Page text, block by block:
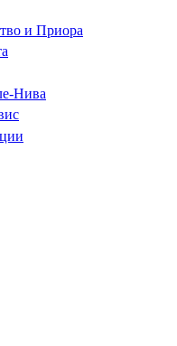
и Приора
Нива